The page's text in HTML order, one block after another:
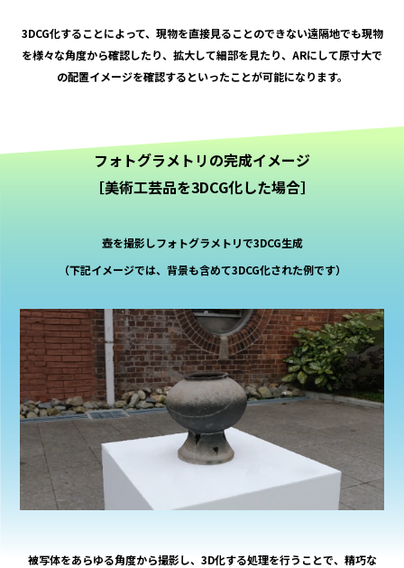
3DCG化することによって、現物を直接見ることのできない遠隔地でも現物
を様々な角度から確認したり、拡大して細部を見たり、ARにして原寸大で
の配置イメージを確認するといったことが可能になります。
フォトグラメトリの完成イメージ
［美術工芸品を3DCG化した場合］
壺を撮影しフォトグラメトリで3DCG生成
（下記イメージでは、背景も含めて3DCG化された例です）
被写体をあらゆる角度から撮影し、3D化する処理を行うことで、精巧な